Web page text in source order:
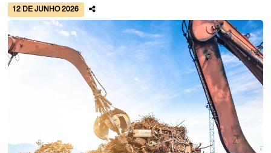
12 DE JUNHO 2026